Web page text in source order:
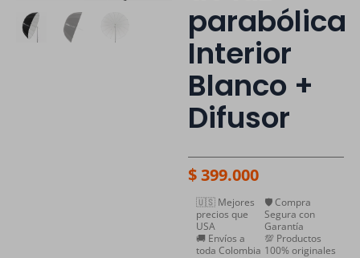
parabólica
Interior
Blanco +
Difusor
$399.000
🇺🇸 Mejores
precios que
USA
🚚 Envíos a
toda Colombia
🛡️ Compra
Segura con
Garantía
💯 Productos
100% originales